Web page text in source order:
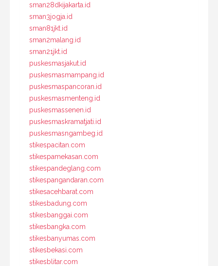
sman28dkijakarta.id
sman3jogja.id
sman81jkt.id
sman2malang.id
sman21jkt.id
puskesmasjakut.id
puskesmasmampang.id
puskesmaspancoran.id
puskesmasmenteng.id
puskesmassenen.id
puskesmaskramatjati.id
puskesmasngambeg.id
stikespacitan.com
stikespamekasan.com
stikespandeglang.com
stikespangandaran.com
stikesacehbarat.com
stikesbadung.com
stikesbanggai.com
stikesbangka.com
stikesbanyumas.com
stikesbekasi.com
stikesblitar.com